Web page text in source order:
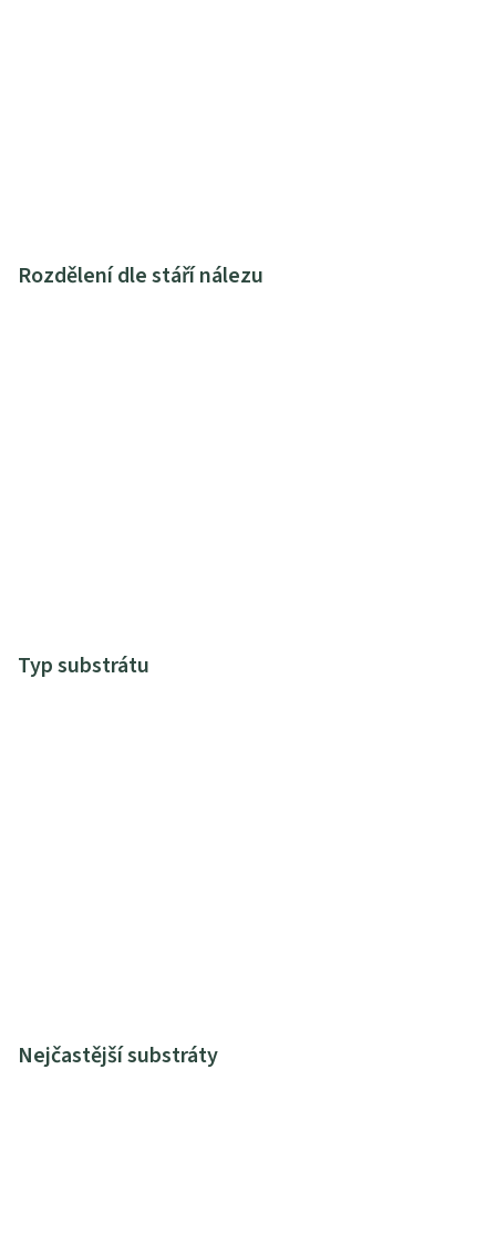
Rozdělení dle stáří nálezu
Typ substrátu
Nejčastější substráty